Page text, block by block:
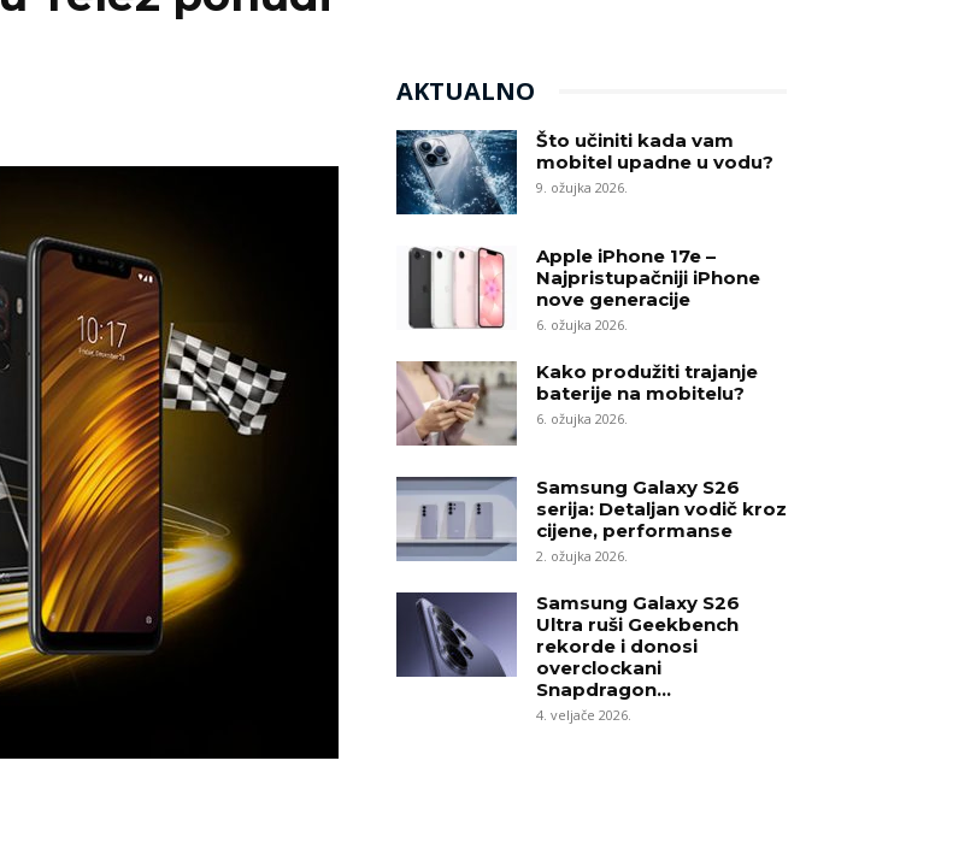
AKTUALNO
Što učiniti kada vam
mobitel upadne u vodu?
9. ožujka 2026.
Apple iPhone 17e –
Najpristupačniji iPhone
nove generacije
6. ožujka 2026.
Kako produžiti trajanje
baterije na mobitelu?
6. ožujka 2026.
Samsung Galaxy S26
serija: Detaljan vodič kroz
cijene, performanse
2. ožujka 2026.
Samsung Galaxy S26
Ultra ruši Geekbench
rekorde i donosi
overclockani
Snapdragon...
4. veljače 2026.